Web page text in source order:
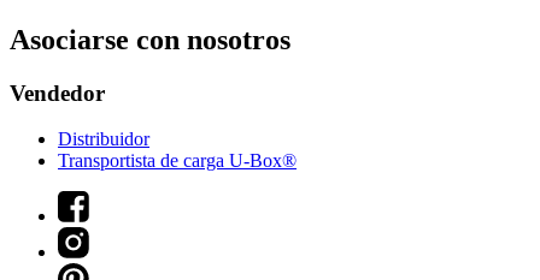
Asociarse con nosotros
Vendedor
Distribuidor
Transportista de carga U-Box®